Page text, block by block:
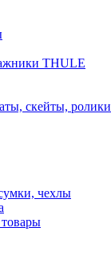
THULE
скейты, ролики
чехлы